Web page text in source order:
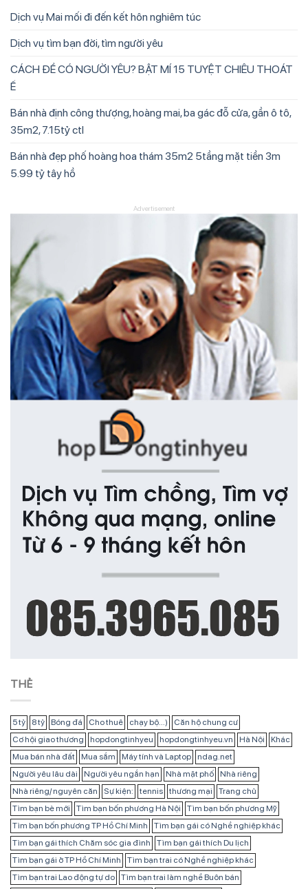
Dịch vụ Mai mối đi đến kết hôn nghiêm túc
Dịch vụ tìm bạn đời, tìm người yêu
CÁCH ĐỂ CÓ NGƯỜI YÊU? BẬT MÍ 15 TUYỆT CHIÊU THOÁT
Ế
Bán nhà định công thượng, hoàng mai, ba gác đỗ cửa, gần ô tô,
35m2, 7.15tỷ ctl
Bán nhà đẹp phố hoàng hoa thám 35m2 5tầng mặt tiền 3m
5.99 tỷ tây hồ
Advertisement
THẺ
5 tỷ 8 tỷ Bóng đá Cho thuê chạy bộ...)
Căn hộ chung cư
Cơ hội giao thương
hopdongtinhyeu hopdongtinhyeu.vn Hà Nội
Khác
Mua bán nhà đất
Mua sắm Máy tính và Laptop
ndag.net
Người yêu lâu dài
Người yêu ngắn hạn Nhà mặt phố
Nhà riêng
Nhà riêng/ nguyên căn
Sự kiện: tennis thương mại
Trang chủ
Tìm bạn bè mới
Tìm bạn bốn phương Hà Nội
Tìm bạn bốn phương Mỹ
Tìm bạn bốn phương TP Hồ Chí Minh
Tìm bạn gái có Nghề nghiệp khác
Tìm bạn gái thích Chăm sóc gia đình
Tìm bạn gái thích Du lịch
Tìm bạn gái ở TP Hồ Chí Minh
Tìm bạn trai có Nghề nghiệp khác
Tìm bạn trai Lao động tự do
Tìm bạn trai làm nghề Buôn bán